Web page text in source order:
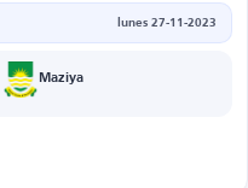
lunes 27-11-2023
Maziya